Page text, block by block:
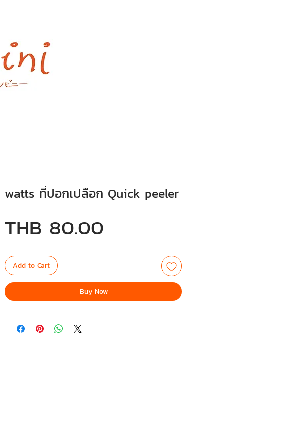
watts ที่ปอกเปลือก Quick peeler
THB 80.00
Add to Cart
Buy Now